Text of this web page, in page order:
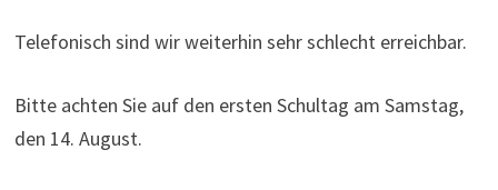
Telefonisch sind wir weiterhin sehr schlecht erreichbar.
Bitte achten Sie auf den ersten Schultag am Samstag,
den 14. August.